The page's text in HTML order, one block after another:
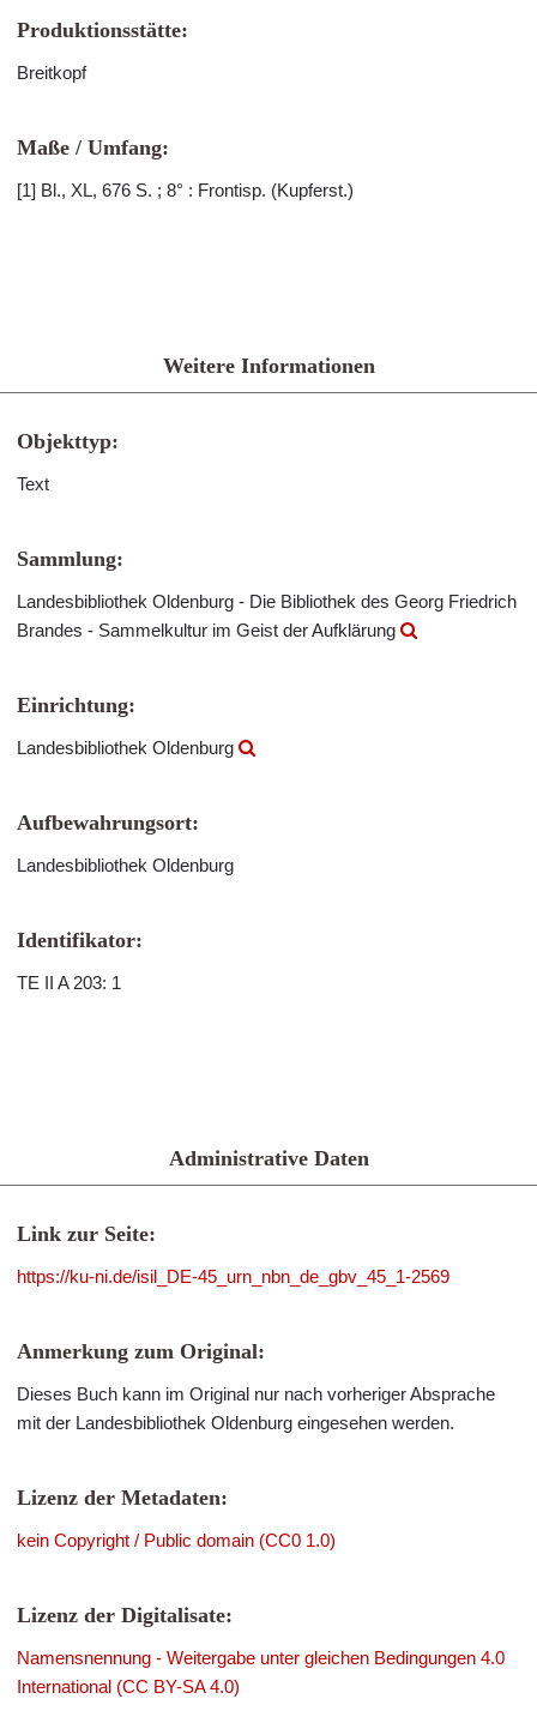
Produktionsstätte:
Breitkopf
Maße / Umfang:
[1] Bl., XL, 676 S. ; 8° : Frontisp. (Kupferst.)
Weitere Informationen
Objekttyp:
Text
Sammlung:
Landesbibliothek Oldenburg - Die Bibliothek des Georg Friedrich
Brandes - Sammelkultur im Geist der Aufklärung
Einrichtung:
Landesbibliothek Oldenburg
Aufbewahrungsort:
Landesbibliothek Oldenburg
Identifikator:
TE II A 203: 1
Administrative Daten
Link zur Seite:
https://ku-ni.de/isil_DE-45_urn_nbn_de_gbv_45_1-2569
Anmerkung zum Original:
Dieses Buch kann im Original nur nach vorheriger Absprache
mit der Landesbibliothek Oldenburg eingesehen werden.
Lizenz der Metadaten:
kein Copyright / Public domain (CC0 1.0)
Lizenz der Digitalisate:
Namensnennung - Weitergabe unter gleichen Bedingungen 4.0
International (CC BY-SA 4.0)